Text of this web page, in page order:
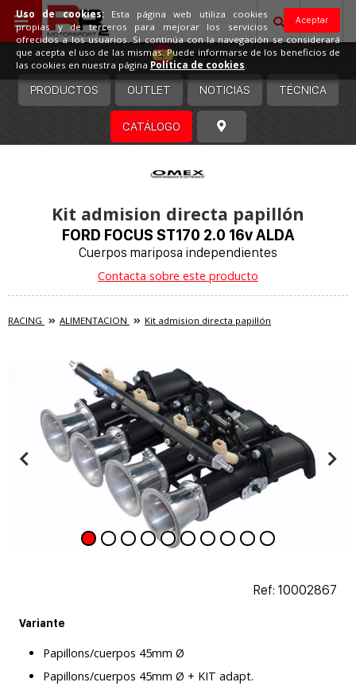
España
PRODUCTOS OUTLET NOTICIAS TÉCNICA
CATÁLOGO
Kit admision directa papillón
FORD FOCUS ST170 2.0 16v ALDA
Cuerpos mariposa independientes
Contacta sobre este producto
RACING ALIMENTACION Kit admision directa papillón
Ref: 10002867
Variante
Papillons/cuerpos 45mm Ø
Papillons/cuerpos 45mm Ø + KIT adapt.
Aceptar
Uso de cookies:Esta página web utiliza cookies
propias y de terceros para mejorar los servicios
ofrecidos a los usuarios. Si continúa con la navegación se considerará
que acepta el uso de las mismas. Puede informarse de los beneficios de
las cookies en nuestra página Política de cookies.